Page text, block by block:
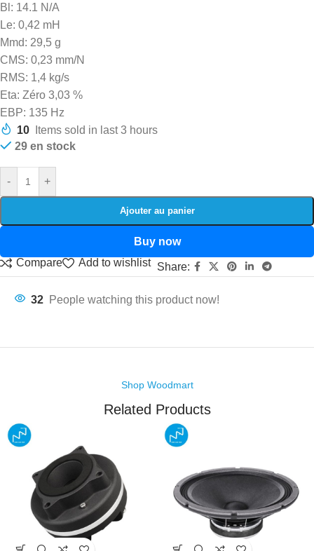
Bl: 14.1 N/A
Le: 0,42 mH
Mmd: 29,5 g
CMS: 0,23 mm/N
RMS: 1,4 kg/s
Eta: Zéro 3,03 %
EBP: 135 Hz
10
Items sold in last 3 hours
29 en stock
- +
Ajouter au panier
Buy now
Compare
Add to wishlist Share:
32 People watching this product now!
Shop Woodmart
Related Products